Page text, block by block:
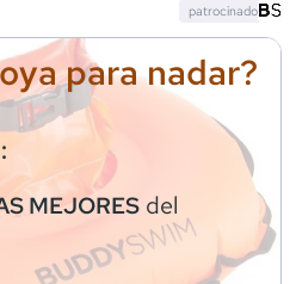
para nadar?
MEJORES del
patrocinado